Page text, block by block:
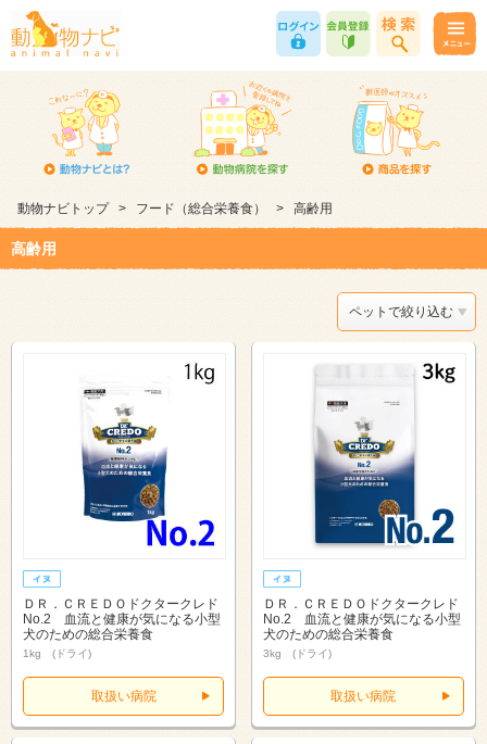
動物ナビトップ > フード（総合栄養食） > 高齢用
高齢用
ペットで絞り込む
ＤＲ．ＣＲＥＤＯドクタークレド
No.2 血流と健康が気になる小型
犬のための総合栄養食
1kg (ドライ)
取扱い病院
ＤＲ．ＣＲＥＤＯドクタークレド
No.2 血流と健康が気になる小型
犬のための総合栄養食
3kg (ドライ)
取扱い病院